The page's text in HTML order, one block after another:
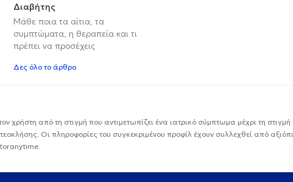
Διαβήτης
Μάθε ποια τα αίτια, τα
συμπτώματα, η θεραπεία και τι
πρέπει να προσέχεις
Δες όλο το άρθρο
από τη στιγμή που αντιμετωπίζει ένα ιατρικό σύμπτωμα μέχρι τη στιγμή
Οι πληροφορίες του συγκεκριμένου προφίλ έχουν συλλεχθεί από